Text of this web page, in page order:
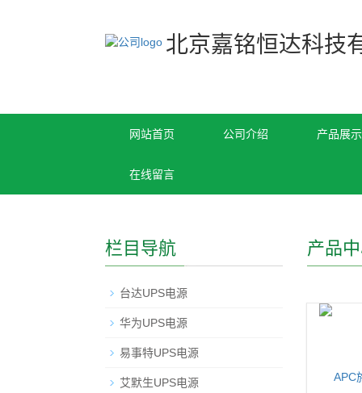
北京嘉铭恒达科技
网站首页 公司介绍 产品展示
在线留言
产品
栏目导航
台达UPS电源
华为UPS电源
易事特UPS电源
艾默生UPS电源